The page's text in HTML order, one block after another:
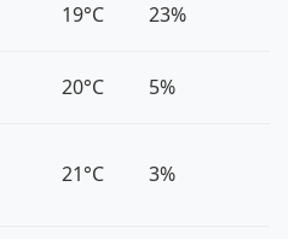
19°C 23%
20°C 5%
21°C 3%